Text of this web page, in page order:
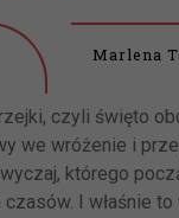
Marlena
czyli święto
we wróżenie i
którego
I właśnie to